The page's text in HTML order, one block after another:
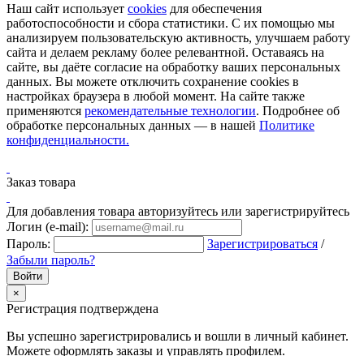
Наш сайт использует cookies для обеспечения
работоспособности и сбора статистики. С их помощью мы
анализируем пользовательскую активность, улучшаем работу
сайта и делаем рекламу более релевантной. Оставаясь на
сайте, вы даёте согласие на обработку ваших персональных
данных. Вы можете отключить сохранение cookies в
настройках браузера в любой момент. На сайте также
применяются рекомендательные технологии. Подробнее об
обработке персональных данных — в нашей Политике
конфиденциальности.
Заказ товара
Для добавления товара авторизуйтесь или зарегистрируйтесь
Логин (e-mail):
Пароль:
Зарегистрироваться /
Забыли пароль?
×
Регистрация подтверждена
Вы успешно зарегистрировались и вошли в личный кабинет.
Можете оформлять заказы и управлять профилем.